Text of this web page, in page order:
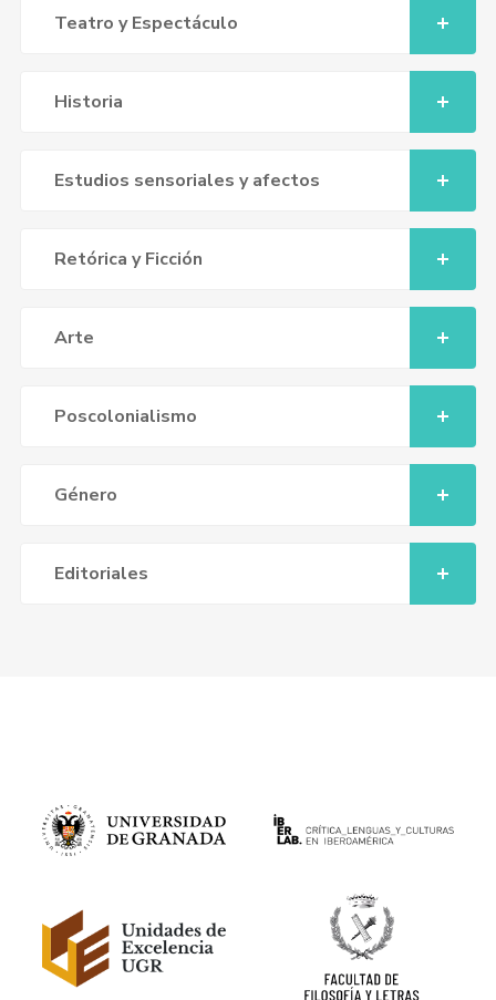
Teatro y Espectáculo
Historia
Estudios sensoriales y afectos
Retórica y Ficción
Arte
Poscolonialismo
Género
Editoriales